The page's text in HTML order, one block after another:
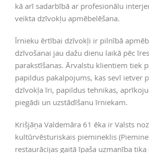
kā arī sadarbībā ar profesionālu
veikta dzīvokļu apmēbelēšana.
Īrnieku ērtībai dzīvokļi ir pilnībā
dzīvošanai jau dažu dienu laikā pēc
parakstīšanas. Ārvalstu klientiem tiek
papildus pakalpojums, kas sevī ietver
dzīvokļa īri, papildus tehnikas,
piegādi un uzstādīšanu īrniekam.
Krišjāņa Valdemāra 61 ēka ir Valsts
kultūrvēsturiskais piemineklis
restaurācijas gaitā īpaša uzmanība tika